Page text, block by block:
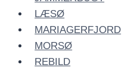
LÆSØ
MARIAGERFJORD
MORSØ
REBILD